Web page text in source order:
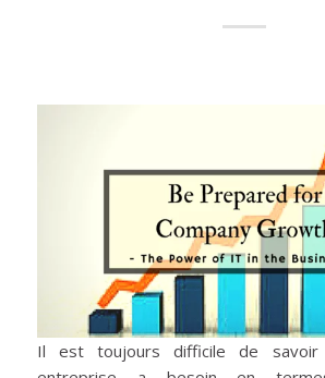
Il est toujours difficile de